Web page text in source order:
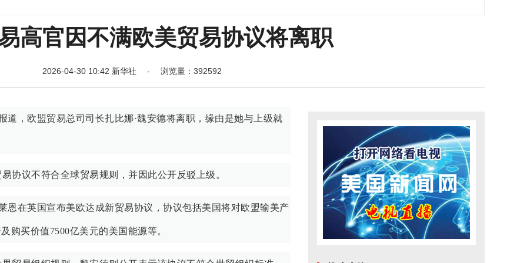
高官因不满欧美贸易协议将离职
2026-04-30 10:42 新华社 - 浏览量：392592
道，欧盟贸易总司司长扎比娜·魏安德将离职，缘由是她与上级就
协议不符合全球贸易规则，并因此公开反驳上级。
恩在英国宣布美欧达成新贸易协议，协议包括美国将对欧盟输美产
购买价值7500亿美元的美国能源等。